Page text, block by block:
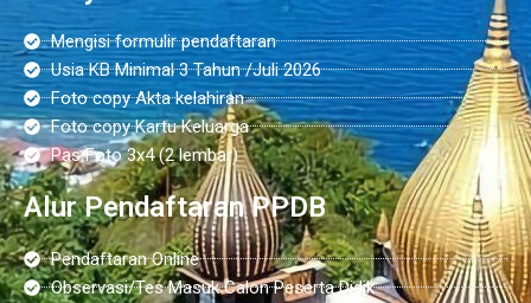
Mengisi formulir pendaftaran
Usia KB Minimal 3 Tahun /Juli 2026
Foto copy Akta kelahiran
Foto copy Kartu Keluarga
Pas Foto 3x4 (2 lembar)
Alur Pendaftaran PPDB
Pendaftaran Online
Observasi/Tes Masuk Calon Peserta Didik